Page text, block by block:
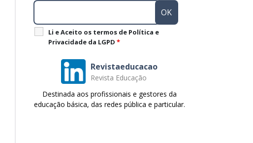
Li e Aceito os termos de Política e
Privacidade da LGPD *
Revistaeducacao
Revista Educação
Destinada aos profissionais e gestores da
educação básica, das redes pública e particular.